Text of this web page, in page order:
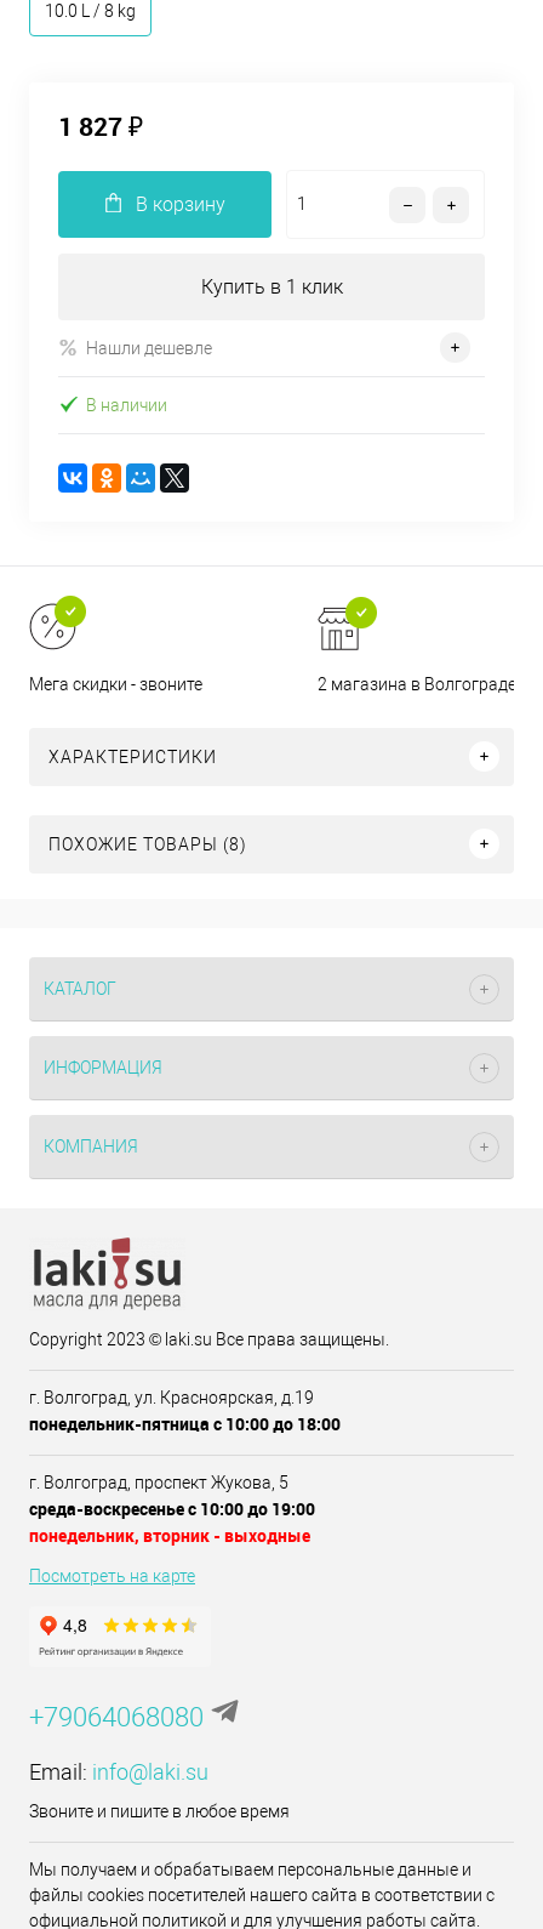
10.0 L / 8 kg
1 827 ₽
В корзину
Купить в 1 клик
Нашли дешевле
В наличии
Мега скидки - звоните 2 магазина в Волгограде
ХАРАКТЕРИСТИКИ
ПОХОЖИЕ ТОВАРЫ (8)
КАТАЛОГ
ИНФОРМАЦИЯ
КОМПАНИЯ
Copyright 2023 © laki.su Все права защищены.
г. Волгоград, ул. Красноярская, д.19
понедельник-пятница с 10:00 до 18:00
г. Волгоград, проспект Жукова, 5
среда-воскресенье с 10:00 до 19:00
понедельник, вторник - выходные
Посмотреть на карте
+79064068080
Email: info@laki.su
Звоните и пишите в любое время
Мы получаем и обрабатываем персональные данные и
файлы cookies посетителей нашего сайта в соответствии с
официальной политикой и для улучшения работы сайта.